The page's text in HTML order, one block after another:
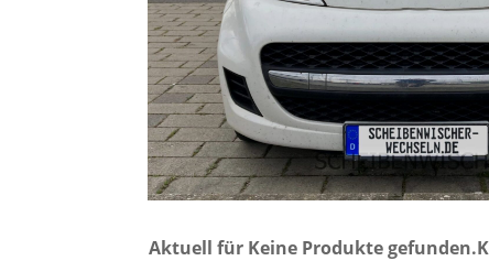
Aktuell für Keine Produkte gefunden.